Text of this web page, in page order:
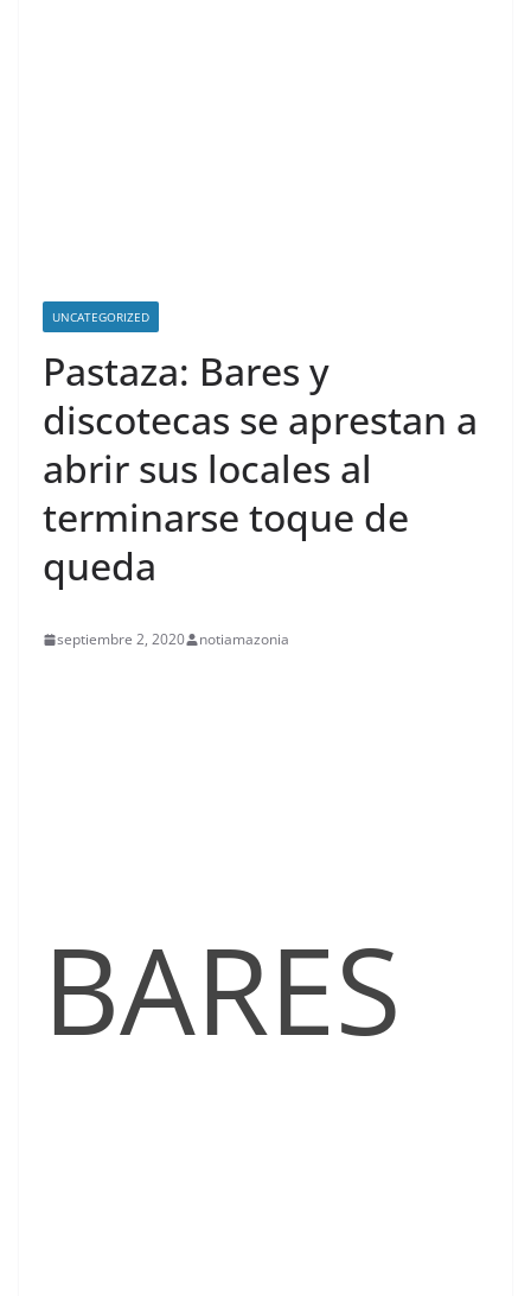
UNCATEGORIZED
Pastaza: Bares y
discotecas se aprestan a
abrir sus locales al
terminarse toque de
queda
septiembre 2, 2020 notiamazonia
BARES